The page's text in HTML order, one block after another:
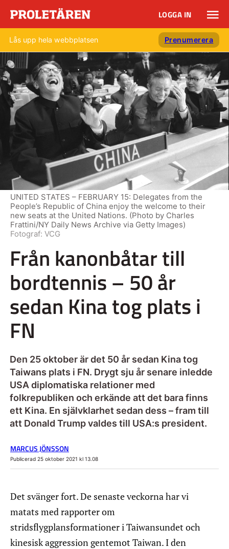
LOGGA IN
Lås upp hela webbplatsen Prenumerera
Från kanonbåtar till
bordtennis – 50 år
sedan Kina tog plats i
FN
Den 25 oktober är det 50 år sedan Kina tog
Taiwans plats i FN. Drygt sju år senare inledde
USA diplomatiska relationer med
folkrepubliken och erkände att det bara finns
ett Kina. En självklarhet sedan dess – fram till
att Donald Trump valdes till USA:s president.
UNITED STATES – FEBRUARY 15: Delegates from the
People’s Republic of China enjoy the welcome to their
new seats at the United Nations. (Photo by Charles
Frattini/NY Daily News Archive via Getty Images)
Fotograf: VCG
MARCUS JÖNSSON
Publicerad 25 oktober 2021 kl 13.08
Det svänger fort. De senaste veckorna har vi
matats med rapporter om
stridsflygplansformationer i Taiwansundet och
kinesisk aggression gentemot Taiwan. I den